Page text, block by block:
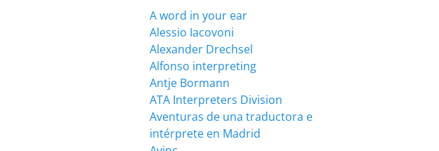
A word in your ear
Alessio Iacovoni
Alexander Drechsel
Alfonso interpreting
Antje Bormann
ATA Interpreters Division
Aventuras de una traductora e
intérprete en Madrid